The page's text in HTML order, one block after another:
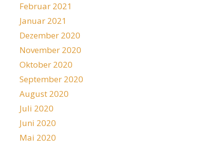
Februar 2021
Januar 2021
Dezember 2020
November 2020
Oktober 2020
September 2020
August 2020
Juli 2020
Juni 2020
Mai 2020